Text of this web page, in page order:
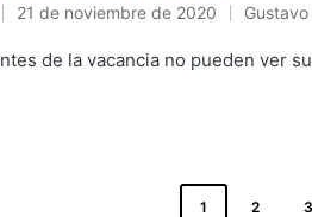
21 de noviembre de 2020
en
de la vacancia no pueden ver
1 2 3